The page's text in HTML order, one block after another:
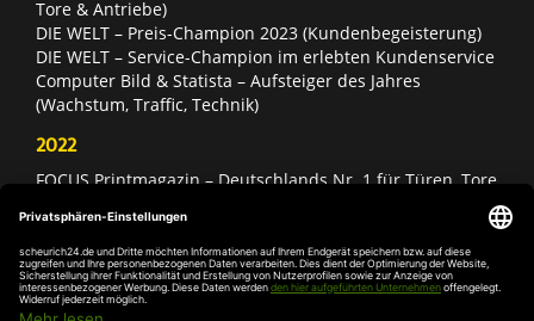
Tore & Antriebe)
DIE WELT – Preis-Champion 2023 (Kundenbegeisterung)
DIE WELT – Service-Champion im erlebten Kundenservice
Computer Bild & Statista – Aufsteiger des Jahres
(Wachstum, Traffic, Technik)
2022
FOCUS Printmagazin – Deutschlands Nr. 1 für Türen, Tore
Deutschland Test – Bester Onlineshop 2022
FOCUS Money – Branchensieger „Rund ums Haus“
DIE WELT – Service-Champion im erlebten Kundenservice
DIE WELT – Branchengewinner Gold-Rang (Türen, Tore &